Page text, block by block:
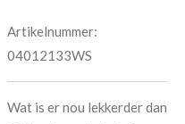
Artikelnummer:
04012133WS
Wat is er nou lekkerder dan